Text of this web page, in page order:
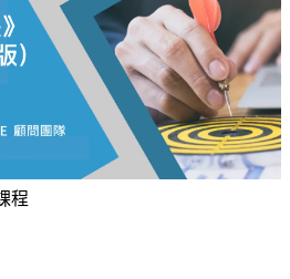
程